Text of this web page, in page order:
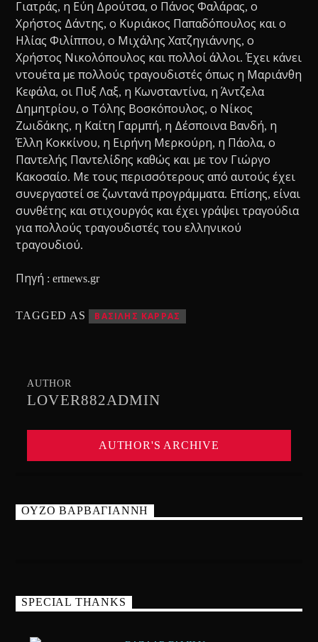
Γιατράς, η Εύη Δρούτσα, ο Πάνος Φαλάρας, ο
Χρήστος Δάντης, ο Κυριάκος Παπαδόπουλος και ο
Ηλίας Φιλίππου, ο Μιχάλης Χατζηγιάννης, ο
Χρήστος Νικολόπουλος και πολλοί άλλοι. Έχει κάνει
ντουέτα με πολλούς τραγουδιστές όπως η Μαριάνθη
Κεφάλα, οι Πυξ Λαξ, η Κωνσταντίνα, η Άντζελα
Δημητρίου, ο Τόλης Βοσκόπουλος, ο Νίκος
Ζωιδάκης, η Καίτη Γαρμπή, η Δέσποινα Βανδή, η
Έλλη Κοκκίνου, η Ειρήνη Μερκούρη, η Πάολα, ο
Παντελής Παντελίδης καθώς και με τον Γιώργο
Κακοσαίο. Με τους περισσότερους από αυτούς έχει
συνεργαστεί σε ζωντανά προγράμματα. Επίσης, είναι
συνθέτης και στιχουργός και έχει γράψει τραγούδια
για πολλούς τραγουδιστές του ελληνικού
τραγουδιού.
Πηγή : ertnews.gr
TAGGED AS ΒΑΣΙΛΗΣ ΚΑΡΡΑΣ
AUTHOR
LOVER882ADMIN
AUTHOR'S ARCHIVE
ΟΥΖΟ ΒΑΡΒΑΓΙΑΝΝΗ
SPECIAL THANKS